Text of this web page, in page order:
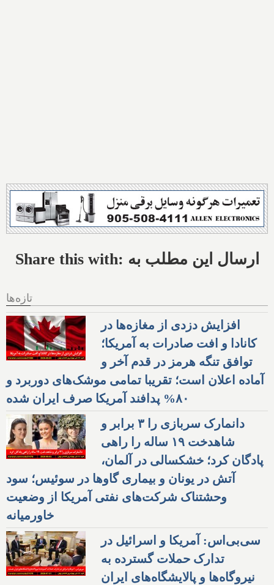
Share this with: ارسال این مطلب به
تازه‌ها
افزایش دزدی از مغازه‌ها در
کانادا و افت صادرات به آمریکا؛
توافق تنگه هرمز در قدم آخر و
آماده اعلان است؛ تقریبا تمامی موشک‌های دوربرد و
۸۰% پدافند آمریکا صرف ایران شده
دانمارک سربازی را ۳ برابر و
شاهدخت ۱۹ ساله را راهی
پادگان کرد؛ خشکسالی در آلمان،
آتش در یونان و بیماری گاوها در سوئیس؛ سود
وحشتناک شرکت‌های نفتی آمریکا از وضعیت
خاورمیانه
سی‌بی‌اس: آمریکا و اسرائیل در
تدارک حملات گسترده به
نیروگاه‌ها و پالایشگاه‌های ایران